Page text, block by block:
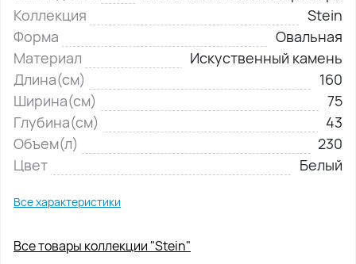
Коллекция
Stein
Форма
Овальная
Материал
Искуственный камень
Длина(см)
160
Ширина(см)
75
Глубина(см)
43
Объем(л)
230
Цвет
Белый
Все характеристики
Все товары коллекции "Stein"